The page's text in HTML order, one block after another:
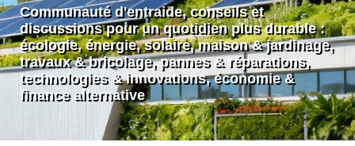
Communauté d'entraide, conseils et
discussions pour un quotidien plus durable :
écologie, énergie, solaire, maison & jardinage,
travaux & bricolage, pannes & réparations,
technologies & innovations, économie &
finance alternative